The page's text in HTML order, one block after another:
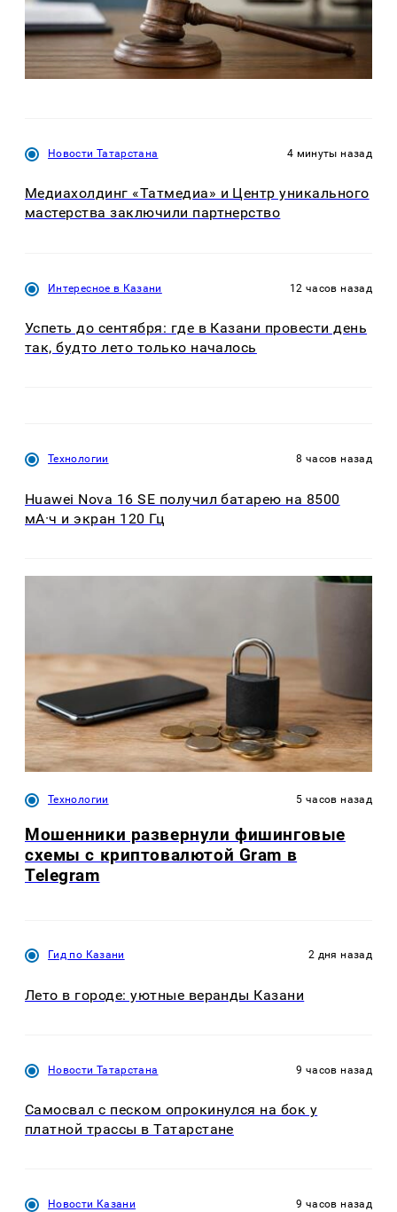
Новости Татарстана 4 минуты назад
Медиахолдинг «Татмедиа» и Центр уникального
мастерства заключили партнерство
Интересное в Казани 12 часов назад
Успеть до сентября: где в Казани провести день
так, будто лето только началось
Технологии 8 часов назад
Huawei Nova 16 SE получил батарею на 8500
мА·ч и экран 120 Гц
Технологии 5 часов назад
Мошенники развернули фишинговые
схемы с криптовалютой Gram в
Telegram
Гид по Казани 2 дня назад
Лето в городе: уютные веранды Казани
Новости Татарстана 9 часов назад
Самосвал с песком опрокинулся на бок у
платной трассы в Татарстане
Новости Казани 9 часов назад